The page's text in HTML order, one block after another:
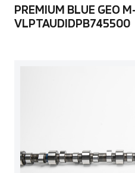
PREMIUM BLUE GEO
VLPTAUDIDPB745500